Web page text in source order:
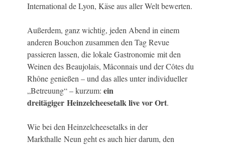
International de Lyon, Käse aus aller Welt bewerten.
Außerdem, ganz wichtig, jeden Abend in einem
anderen Bouchon zusammen den Tag Revue
passieren lassen, die lokale Gastronomie mit den
Weinen des Beaujolais, Mâconnais und der Côtes du
Rhône genießen – und das alles unter individueller
„Betreuung“ – kurzum: ein
dreitägiger Heinzelcheesetalk live vor Ort.
Wie bei den Heinzelcheesetalks in der
Markthalle Neun geht es auch hier darum, den